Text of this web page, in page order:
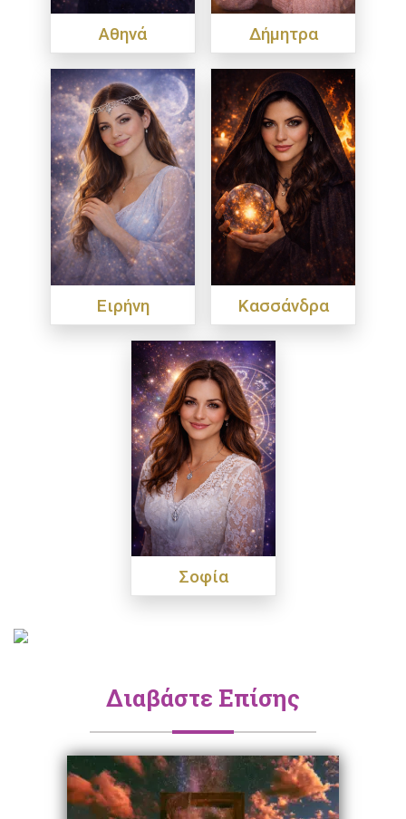
Αθηνά Δήμητρα
Ειρήνη Κασσάνδρα
Σοφία
Διαβάστε Επίσης